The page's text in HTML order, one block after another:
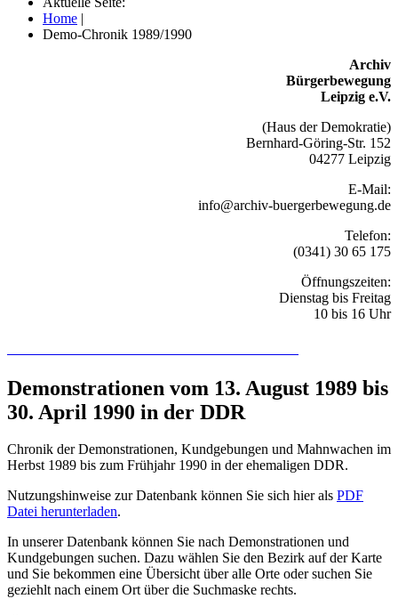
Home |
Demo-Chronik 1989/1990
Archiv
Bürgerbewegung
Leipzig e.V.
(Haus der Demokratie)
Bernhard-Göring-Str. 152
04277 Leipzig
E-Mail:
info@archiv-buergerbewegung.de
Telefon:
(0341) 30 65 175
Öffnungszeiten:
Dienstag bis Freitag
10 bis 16 Uhr
Demonstrationen vom 13. August 1989 bis
30. April 1990 in der DDR
Chronik der Demonstrationen, Kundgebungen und Mahnwachen im
Herbst 1989 bis zum Frühjahr 1990 in der ehemaligen DDR.
Nutzungshinweise zur Datenbank können Sie sich hier als PDF
Datei herunterladen.
In unserer Datenbank können Sie nach Demonstrationen und
Kundgebungen suchen. Dazu wählen Sie den Bezirk auf der Karte
und Sie bekommen eine Übersicht über alle Orte oder suchen Sie
geziehlt nach einem Ort über die Suchmaske rechts.